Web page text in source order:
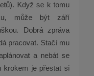
Když se k tomu
může být září
Dobrá zpráva
pracovat. Stačí mu
a nebát se
krokem je přestat si